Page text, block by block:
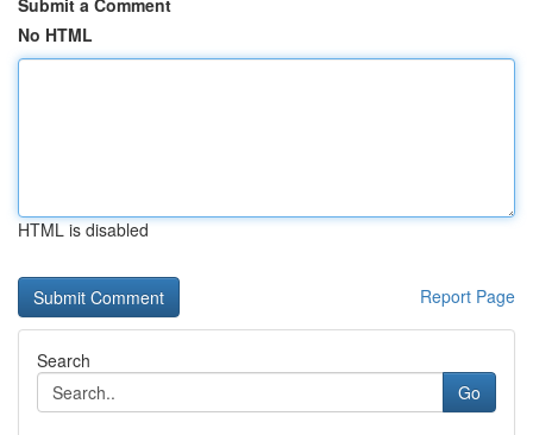
Submit a Comment
No HTML
HTML is disabled
Report Page
Search
Go